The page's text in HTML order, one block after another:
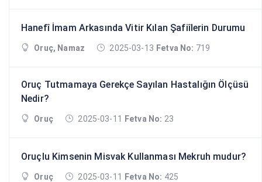
Hanefî İmam Arkasında Vitir Kılan Şafiîlerin Durumu
Oruç, Namaz 2025-03-13 Fetva No: 719
Oruç Tutmamaya Gerekçe Sayılan Hastalığın Ölçüsü
Nedir?
Oruç 2025-03-11 Fetva No: 23
Oruçlu Kimsenin Misvak Kullanması Mekruh mudur?
Oruç 2025-03-11 Fetva No: 425